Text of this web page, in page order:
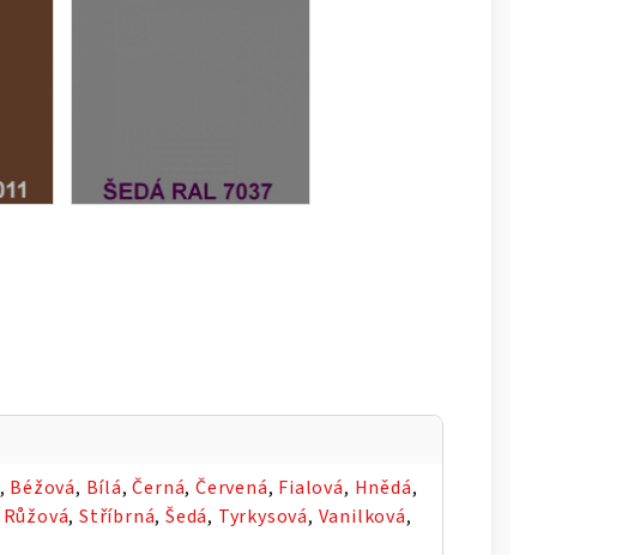
, Béžová, Bílá,Černá,Červená, Fialová, Hnědá,
Růžová,Stříbrná,Šedá, Tyrkysová, Vanilková,